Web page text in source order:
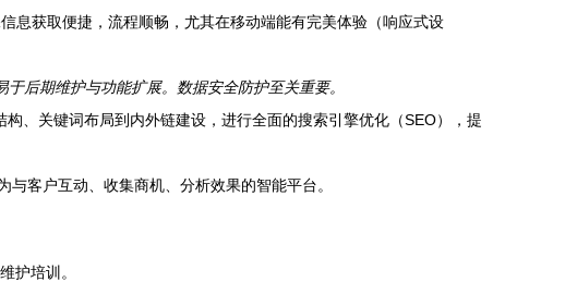
息获取便捷，流程顺畅，尤其在移动端能有完美体验（响应式设
后期维护与功能扩展。数据安全防护至关重要。
、关键词布局到内外链建设，进行全面的搜索引擎优化（SEO），提
客户互动、收集商机、分析效果的智能平台。
护培训。